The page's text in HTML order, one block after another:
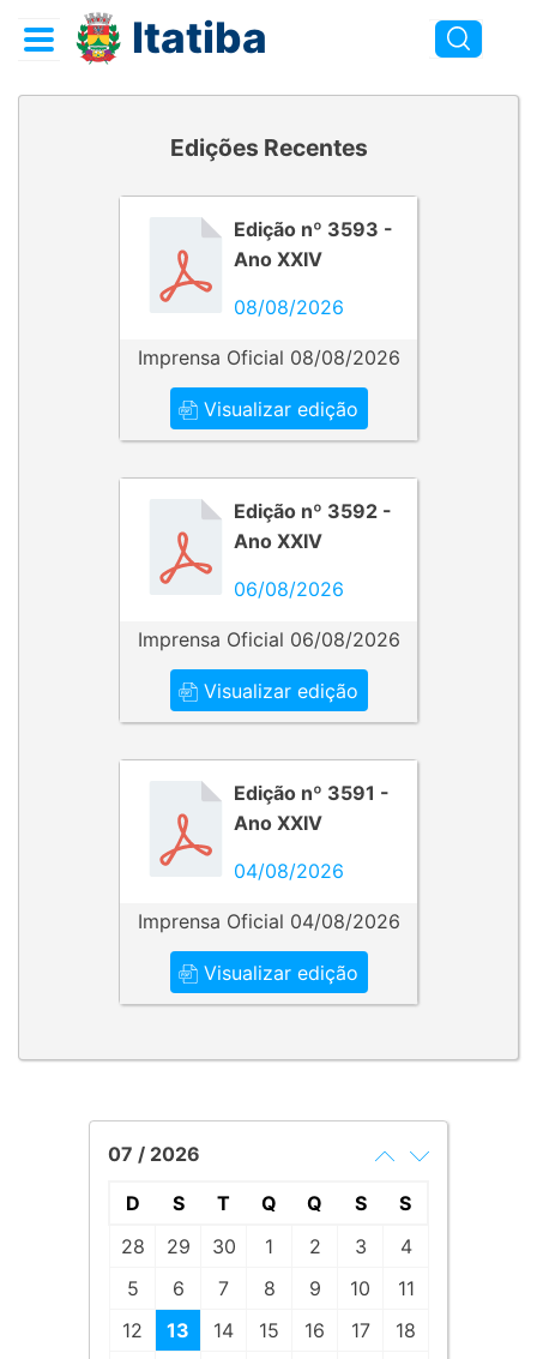
Itatiba
Edições Recentes
Edição nº 3593 -
Ano XXIV
08/08/2026
Imprensa Oficial 08/08/2026
Visualizar edição
Edição nº 3592 -
Ano XXIV
06/08/2026
Imprensa Oficial 06/08/2026
Visualizar edição
Edição nº 3591 -
Ano XXIV
04/08/2026
Imprensa Oficial 04/08/2026
Visualizar edição
07 / 2026
D S T Q Q S
S
28
29 30 1 2 3
4
5
6 7 8 9 10
11
12
13 14 15 16 17
18